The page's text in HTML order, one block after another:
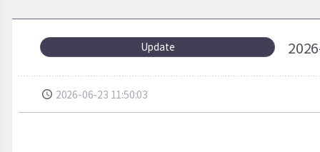
Update
2026-06-23 11:50:03